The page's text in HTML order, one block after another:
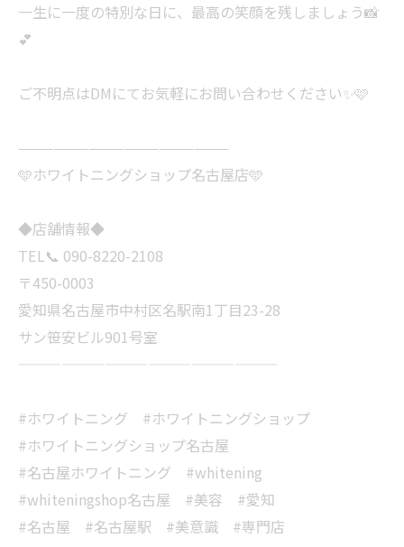
一生に一度の特別な日に、最高の笑顔を残しましょう📸
💕
ご不明点はDMにてお気軽にお問い合わせください✨🩷
——————————————————
🩵ホワイトニングショップ名古屋店🩵
◆店舗情報◆
TEL📞 090-8220-2108
〒450-0003
愛知県名古屋市中村区名駅南1丁目23-28
サン笹安ビル901号室
#ホワイトニング #ホワイトニングショップ
#ホワイトニングショップ名古屋
#名古屋ホワイトニング #whitening
#whiteningshop名古屋 #美容 #愛知
#名古屋 #名古屋駅 #美意識 #専門店